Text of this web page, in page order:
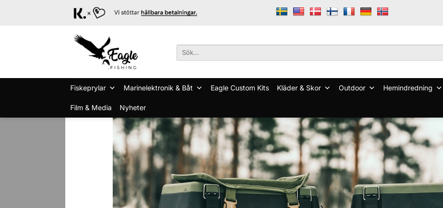
Sök
Fiskeprylar Marinelektronik & Båt Eagle Custom Kits Kläder & Skor Outdoor Hemindredning
Film & Media Nyheter